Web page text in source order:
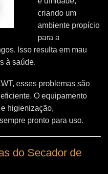
criando um
ambiente propício
para a
Isso resulta em mau
à saúde.
esses problemas são
O equipamento
higienização,
pronto para uso.
do Secador de